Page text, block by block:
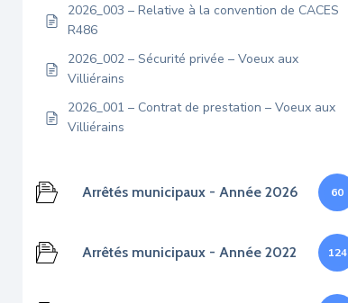
2026_003 – Relative à la convention de CACES
R486
2026_002 – Sécurité privée – Voeux aux
Villiérains
2026_001 – Contrat de prestation – Voeux aux
Villiérains
Arrêtés municipaux - Année 2026 60
Arrêtés municipaux - Année 2022 124